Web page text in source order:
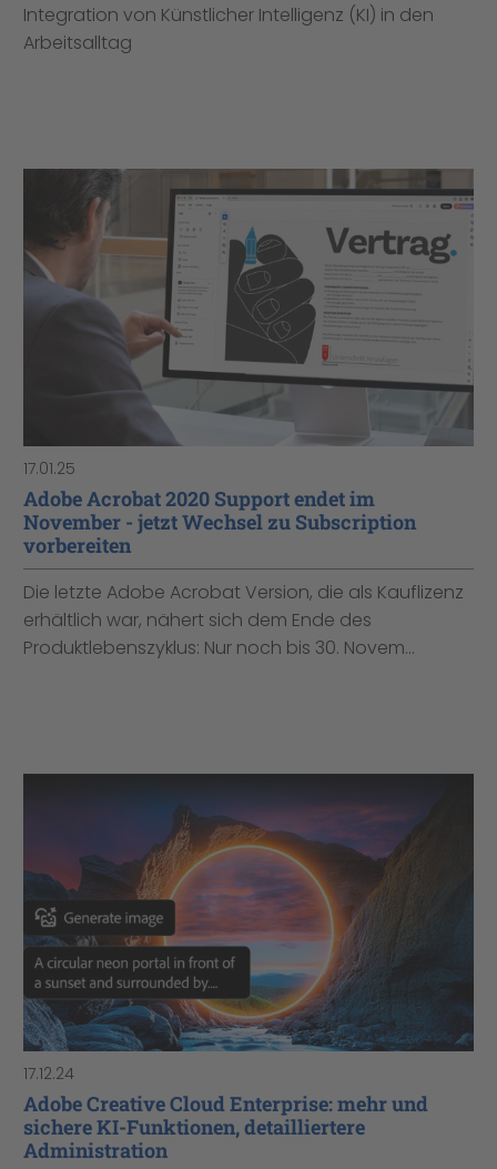
Integration von Künstlicher Intelligenz (KI) in den
Arbeitsalltag
17.01.25
Adobe Acrobat 2020 Support endet im
November - jetzt Wechsel zu Subscription
vorbereiten
Die letzte Adobe Acrobat Version, die als Kauflizenz
erhältlich war, nähert sich dem Ende des
Produktlebenszyklus: Nur noch bis 30. Novem...
17.12.24
Adobe Creative Cloud Enterprise: mehr und
sichere KI-Funktionen, detailliertere
Administration